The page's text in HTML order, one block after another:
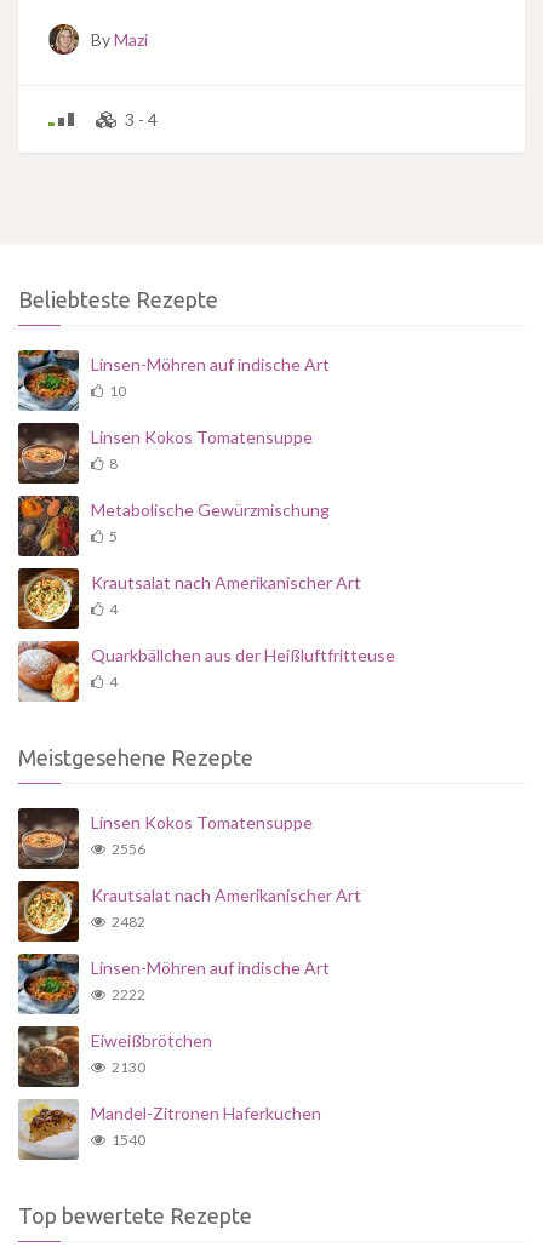
ByMazi
3 - 4
Beliebteste Rezepte
Linsen-Möhren auf indische Art
10
Linsen Kokos Tomatensuppe
8
Metabolische Gewürzmischung
5
Krautsalat nach Amerikanischer Art
4
Quarkbällchen aus der Heißluftfritteuse
4
Meistgesehene Rezepte
Linsen Kokos Tomatensuppe
2556
Krautsalat nach Amerikanischer Art
2482
Linsen-Möhren auf indische Art
2222
Eiweißbrötchen
2130
Mandel-Zitronen Haferkuchen
1540
Top bewertete Rezepte